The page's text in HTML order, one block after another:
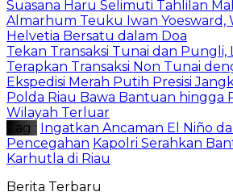
Suasana Haru Selimuti Tahlilan
Almarhum Teuku Iwan Yoesward,
Helvetia Bersatu dalam Doa
Tekan Transaksi Tunai dan Pungli,
Terapkan Transaksi Non Tunai
Ekspedisi Merah Putih Presisi
Polda Riau Bawa Bantuan hingga
Wilayah Terluar
Tag : Ingatkan Ancaman El Niño
Pencegahan Kapolri Serahkan
Karhutla di Riau
Berita Terbaru